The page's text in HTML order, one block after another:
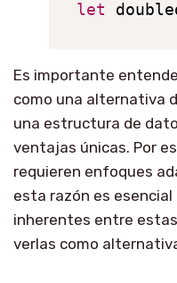
let
Es importante
como una alternativa
una estructura de
ventajas únicas. Por
requieren enfoques
esta razón es
inherentes entre
verlas como